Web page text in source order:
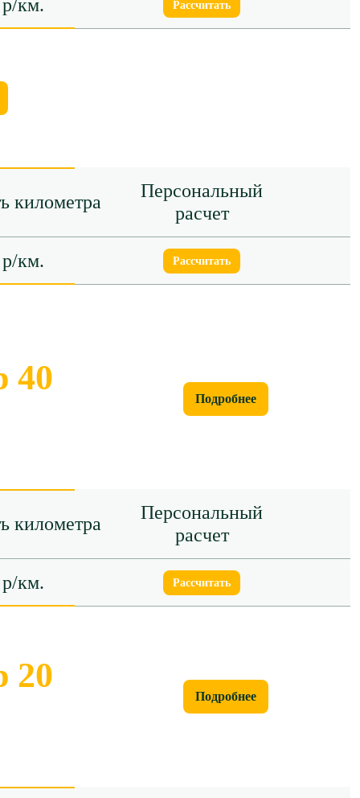
км. Рассчитать
километра
Персональный
расчет
км. Рассчитать
40
Подробнее
километра
Персональный
расчет
км. Рассчитать
20
Подробнее